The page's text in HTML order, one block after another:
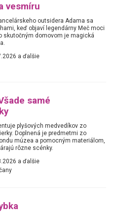
vesmíru
outsidera Adama sa
keď objaví legendárny Meč moci
skutočným domovom je magická
a ďalšie
samé
plyšových medvedíkov zo
Doplnená je predmetmi zo
múzea a pomocným materiálom,
rôzne scénky.
a ďalšie